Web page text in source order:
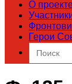
О
Герои
Search
for: